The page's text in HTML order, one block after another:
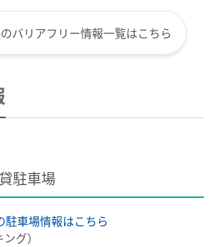
ス
るの？
バリアフリー情報一覧はこちら
駐車場
駐車場情報はこちら
グ）